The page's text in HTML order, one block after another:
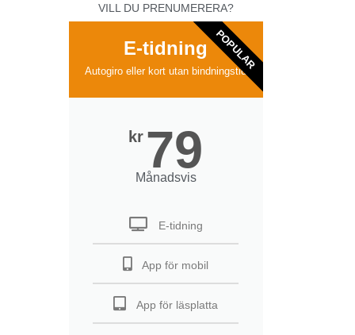
VILL DU PRENUMERERA?
E-tidning
Autogiro eller kort utan bindningstid
kr 79
Månadsvis
E-tidning
App för mobil
App för läsplatta
POPULAR